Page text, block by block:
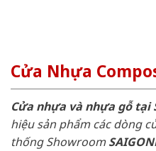
Cửa Nhựa
Cửa nhựa và nhựa gỗ tại
hiệu sản phẩm các dòng
thống Showroom